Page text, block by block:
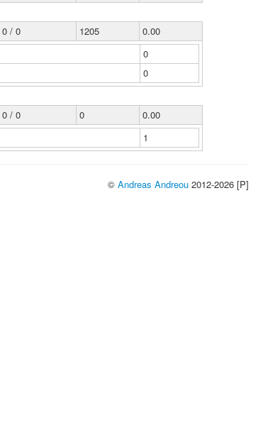
0 / 0 1205
0.00
0
0
0 / 0 0
0.00
1
© Andreas Andreou 2012-2026 [P]